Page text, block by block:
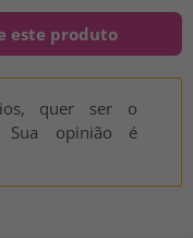
este produto
quer ser o
opinião é